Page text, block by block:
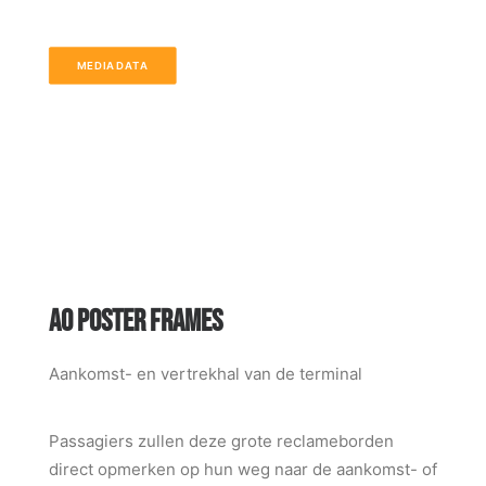
MEDIADATA
A0 POSTER FRAMES
Aankomst- en vertrekhal van de terminal
Passagiers zullen deze grote reclameborden
direct opmerken op hun weg naar de aankomst- of